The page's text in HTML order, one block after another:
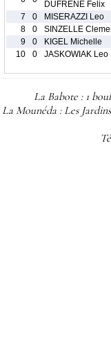
DUFRENE Felix
7
0 MISERAZZI Leo
8
0 SINZELLE
9
0 KIGEL Michelle
10
0 JASKOWIAK Leo
La Babote : 1
La Mounéda : Les